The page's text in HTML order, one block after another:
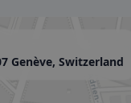
Genève, Switzerland